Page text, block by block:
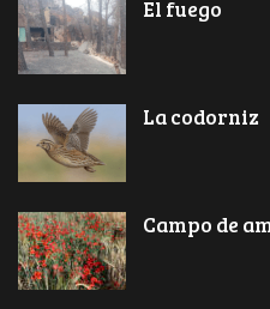
El fuego
La codorniz
Campo de